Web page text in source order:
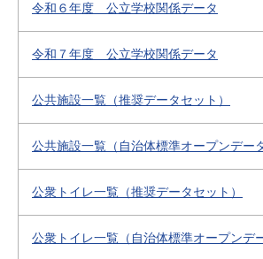
令和６年度 公立学校関係データ
令和７年度 公立学校関係データ
公共施設一覧（推奨データセット）
公共施設一覧（自治体標準オープンデー
公衆トイレ一覧（推奨データセット）
公衆トイレ一覧（自治体標準オープンデ